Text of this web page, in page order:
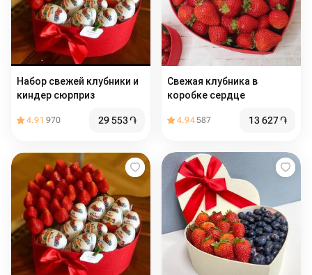
Набор свежей клубники и
киндер сюрприз
4.91 970 29 553֏
Свежая клубника в
коробке сердце
4.94587 13 627֏